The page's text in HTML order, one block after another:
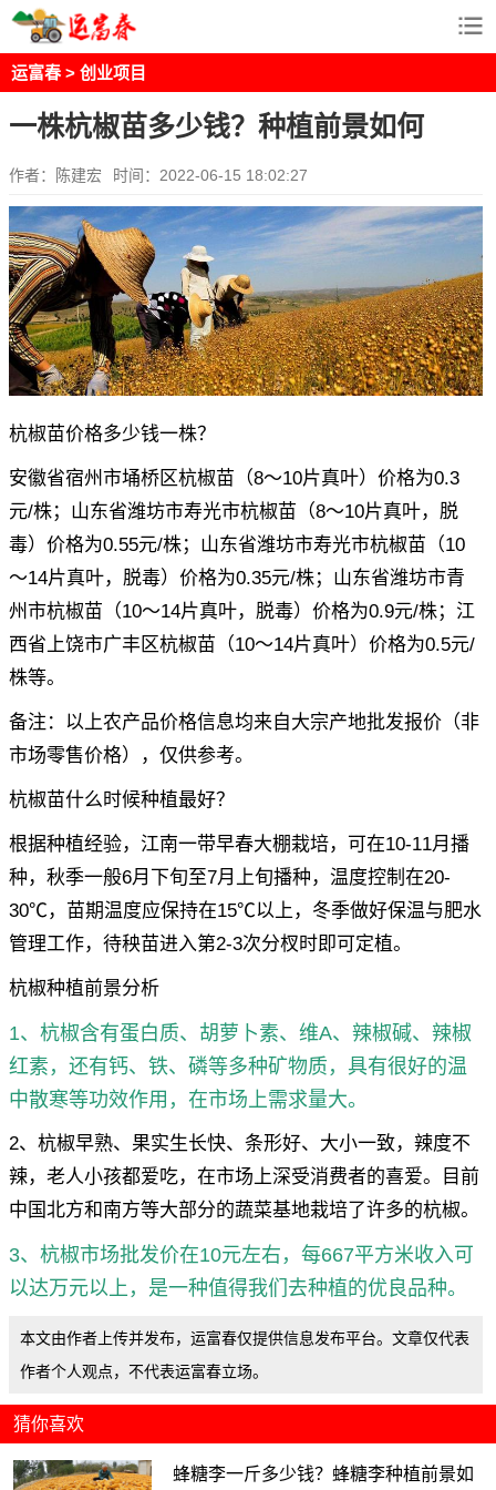
运富春 > 创业项目
一株杭椒苗多少钱？种植前景如何
作者：陈建宏 时间：2022-06-15 18:02:27
杭椒苗价格多少钱一株？
安徽省宿州市埇桥区杭椒苗（8～10片真叶）价格为0.3
元/株；山东省潍坊市寿光市杭椒苗（8～10片真叶，脱
毒）价格为0.55元/株；山东省潍坊市寿光市杭椒苗（10
～14片真叶，脱毒）价格为0.35元/株；山东省潍坊市青
州市杭椒苗（10～14片真叶，脱毒）价格为0.9元/株；江
西省上饶市广丰区杭椒苗（10～14片真叶）价格为0.5元/
株等。
备注：以上农产品价格信息均来自大宗产地批发报价（非
市场零售价格），仅供参考。
杭椒苗什么时候种植最好？
根据种植经验，江南一带早春大棚栽培，可在10-11月播
种，秋季一般6月下旬至7月上旬播种，温度控制在20-
30℃，苗期温度应保持在15℃以上，冬季做好保温与肥水
管理工作，待秧苗进入第2-3次分杈时即可定植。
杭椒种植前景分析
1、杭椒含有蛋白质、胡萝卜素、维A、辣椒碱、辣椒
红素，还有钙、铁、磷等多种矿物质，具有很好的温
中散寒等功效作用，在市场上需求量大。
2、杭椒早熟、果实生长快、条形好、大小一致，辣度不
辣，老人小孩都爱吃，在市场上深受消费者的喜爱。目前
中国北方和南方等大部分的蔬菜基地栽培了许多的杭椒。
3、杭椒市场批发价在10元左右，每667平方米收入可
以达万元以上，是一种值得我们去种植的优良品种。
本文由作者上传并发布，运富春仅提供信息发布平台。文章仅代表
作者个人观点，不代表运富春立场。
猜你喜欢
蜂糖李一斤多少钱？蜂糖李种植前景如